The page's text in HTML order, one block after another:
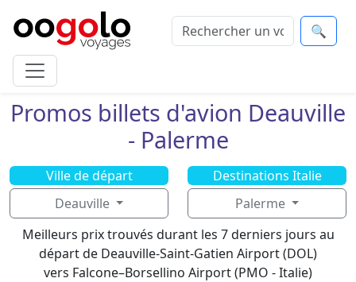
🔍
Promos billets d'avion Deauville
- Palerme
Ville de départ
Deauville
Destinations Italie
Palerme
Meilleurs prix trouvés durant les 7 derniers jours au
départ de Deauville-Saint-Gatien Airport (DOL)
vers Falcone–Borsellino Airport (PMO - Italie)